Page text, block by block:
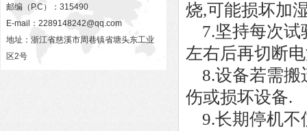
邮编（P.C）：315490
E-mail： 2289148242@qq.com
地址：浙江省慈溪市周巷镇省塘头东工业
区2号
烧,可能损坏加
7.坚持每次试
左右后再切断
8.设备若需搬
伤或损坏设备.
9.长期停机不